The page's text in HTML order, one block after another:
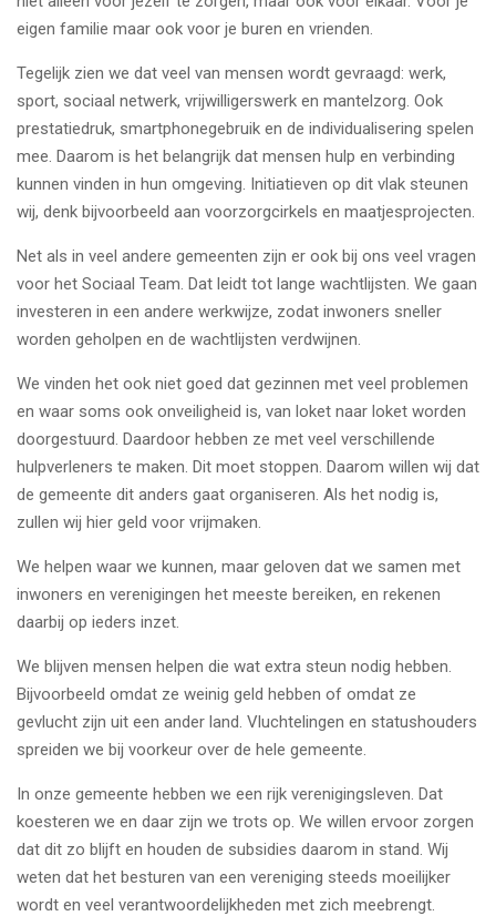
eigen familie maar ook voor je buren en vrienden.
Tegelijk zien we dat veel van mensen wordt gevraagd: werk,
sport, sociaal netwerk, vrijwilligerswerk en mantelzorg. Ook
prestatiedruk, smartphonegebruik en de individualisering spelen
mee. Daarom is het belangrijk dat mensen hulp en verbinding
kunnen vinden in hun omgeving. Initiatieven op dit vlak steunen
wij, denk bijvoorbeeld aan voorzorgcirkels en maatjesprojecten.
Net als in veel andere gemeenten zijn er ook bij ons veel vragen
voor het Sociaal Team. Dat leidt tot lange wachtlijsten. We gaan
investeren in een andere werkwijze, zodat inwoners sneller
worden geholpen en de wachtlijsten verdwijnen.
We vinden het ook niet goed dat gezinnen met veel problemen
en waar soms ook onveiligheid is, van loket naar loket worden
doorgestuurd. Daardoor hebben ze met veel verschillende
hulpverleners te maken. Dit moet stoppen. Daarom willen wij dat
de gemeente dit anders gaat organiseren. Als het nodig is,
zullen wij hier geld voor vrijmaken.
We helpen waar we kunnen, maar geloven dat we samen met
inwoners en verenigingen het meeste bereiken, en rekenen
daarbij op ieders inzet.
We blijven mensen helpen die wat extra steun nodig hebben.
Bijvoorbeeld omdat ze weinig geld hebben of omdat ze
gevlucht zijn uit een ander land. Vluchtelingen en statushouders
spreiden we bij voorkeur over de hele gemeente.
In onze gemeente hebben we een rijk verenigingsleven. Dat
koesteren we en daar zijn we trots op. We willen ervoor zorgen
dat dit zo blijft en houden de subsidies daarom in stand. Wij
weten dat het besturen van een vereniging steeds moeilijker
wordt en veel verantwoordelijkheden met zich meebrengt.